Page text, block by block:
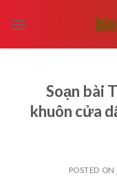
Soạn bài
khuôn cửa
POSTED ON